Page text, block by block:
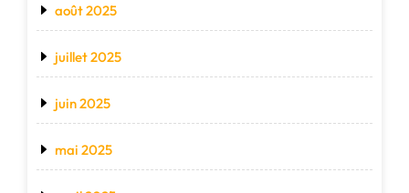
août 2025
juillet 2025
juin 2025
mai 2025